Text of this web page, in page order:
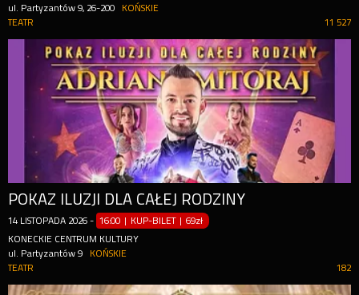
ul. Partyzantów 9, 26-200
KOŃSKIE
11 527
TEATR
POKAZ ILUZJI DLA CAŁEJ RODZINY
14 LISTOPADA 2026 - 16:00 | KUP-BILET |69zł
KONECKIE CENTRUM KULTURY
ul. Partyzantów 9
KOŃSKIE
182
TEATR